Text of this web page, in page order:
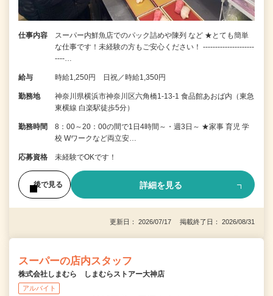
仕事内容
スーパー内鮮魚店でのパック詰めや陳列 など ★とても簡単
な仕事です！未経験の方もご安心ください！ ---------------------
----…
給与 時給1,250円 日祝／時給1,350円
勤務地
神奈川県横浜市神奈川区六角橋1-13-1 食品館あおば内（東急
東横線 白楽駅徒歩5分）
勤務時間
8：00～20：00の間で1日4時間～・週3日～ ★家事 育児 学
校 Wワークなど両立安…
応募資格 未経験でOKです！
後で見る 詳細を見る
更新日： 2026/07/17 掲載終了日： 2026/08/31
スーパーの店内スタッフ
株式会社しまむら しまむらストアー大神店
アルバイト